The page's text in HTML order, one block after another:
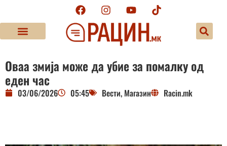
Оваа змија може да убие за помалку од
еден час
03/06/2026 05:45 Вести, Магазин Racin.mk